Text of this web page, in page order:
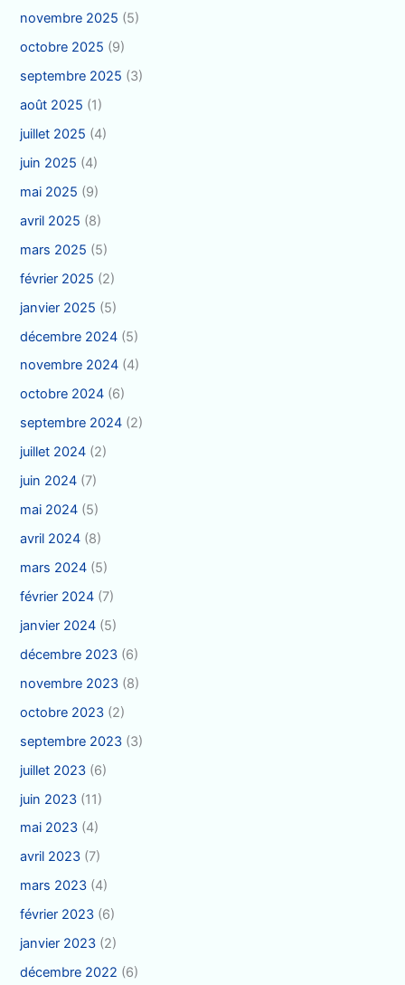
novembre 2025 (5)
octobre 2025 (9)
septembre 2025 (3)
août 2025 (1)
juillet 2025 (4)
juin 2025 (4)
mai 2025 (9)
avril 2025 (8)
mars 2025 (5)
février 2025 (2)
janvier 2025 (5)
décembre 2024 (5)
novembre 2024 (4)
octobre 2024 (6)
septembre 2024 (2)
juillet 2024 (2)
juin 2024 (7)
mai 2024 (5)
avril 2024 (8)
mars 2024 (5)
février 2024 (7)
janvier 2024 (5)
décembre 2023 (6)
novembre 2023 (8)
octobre 2023 (2)
septembre 2023 (3)
juillet 2023 (6)
juin 2023 (11)
mai 2023 (4)
avril 2023 (7)
mars 2023 (4)
février 2023 (6)
janvier 2023 (2)
décembre 2022 (6)